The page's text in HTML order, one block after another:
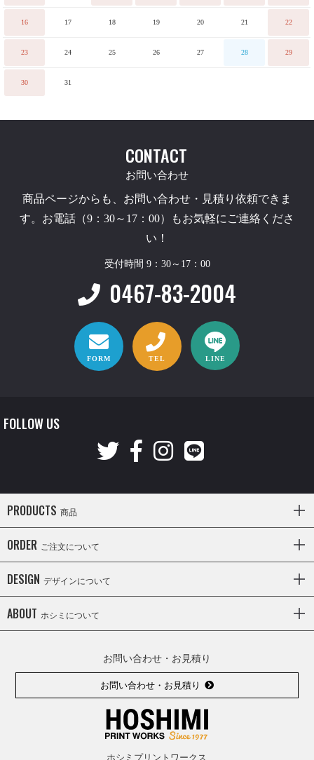
16 17 18 19 20 21 22
23 24 25 26 27 28 29
30 31
CONTACT
お問い合わせ
商品ページからも、お問い合わせ・見積り依頼できま
す。お電話（9：30～17：00）もお気軽にご連絡くださ
い！
受付時間 9：30～17：00
0467-83-2004
FORM TEL LINE
FOLLOW US
PRODUCTS 商品
ORDER ご注文について
DESIGN デザインについて
ABOUT ホシミについて
お問い合わせ・お見積り
お問い合わせ・お見積り
ホシミプリントワークス